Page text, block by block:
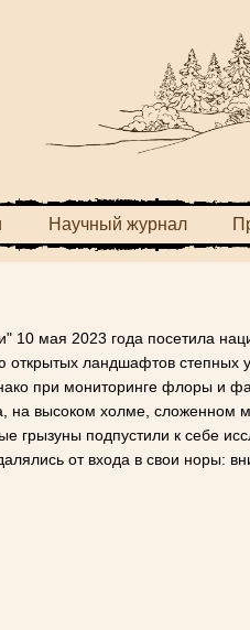
Научный журнал
10 мая 2023 года посетила
ландшафтов степных
при мониторинге флоры и
на высоком холме, сложенном
грызуны подпустили к себе
от входа в свои норы: